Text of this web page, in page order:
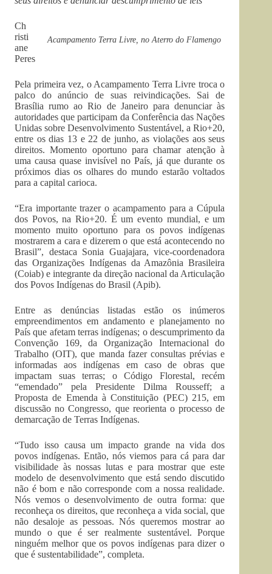
Acampamento Terra Livre, no Aterro do Flamengo
Ch
risti
ane
Peres
Pela primeira vez, o Acampamento Terra Livre troca o
palco do anúncio de suas reivindicações. Sai de
Brasília rumo ao Rio de Janeiro para denunciar às
autoridades que participam da Conferência das Nações
Unidas sobre Desenvolvimento Sustentável, a Rio+20,
entre os dias 13 e 22 de junho, as violações aos seus
direitos. Momento oportuno para chamar atenção à
uma causa quase invisível no País, já que durante os
próximos dias os olhares do mundo estarão voltados
para a capital carioca.
“Era importante trazer o acampamento para a Cúpula
dos Povos, na Rio+20. É um evento mundial, e um
momento muito oportuno para os povos indígenas
mostrarem a cara e dizerem o que está acontecendo no
Brasil”, destaca Sonia Guajajara, vice-coordenadora
das Organizações Indígenas da Amazônia Brasileira
(Coiab) e integrante da direção nacional da Articulação
dos Povos Indígenas do Brasil (Apib).
Entre as denúncias listadas estão os inúmeros
empreendimentos em andamento e planejamento no
País que afetam terras indígenas; o descumprimento da
Convenção 169, da Organização Internacional do
Trabalho (OIT), que manda fazer consultas prévias e
informadas aos indígenas em caso de obras que
impactam suas terras; o Código Florestal, recém
“emendado” pela Presidente Dilma Rousseff; a
Proposta de Emenda à Constituição (PEC) 215, em
discussão no Congresso, que reorienta o processo de
demarcação de Terras Indígenas.
“Tudo isso causa um impacto grande na vida dos
povos indígenas. Então, nós viemos para cá para dar
visibilidade às nossas lutas e para mostrar que este
modelo de desenvolvimento que está sendo discutido
não é bom e não corresponde com a nossa realidade.
Nós vemos o desenvolvimento de outra forma: que
reconheça os direitos, que reconheça a vida social, que
não desaloje as pessoas. Nós queremos mostrar ao
mundo o que é ser realmente sustentável. Porque
ninguém melhor que os povos indígenas para dizer o
que é sustentabilidade”, completa.